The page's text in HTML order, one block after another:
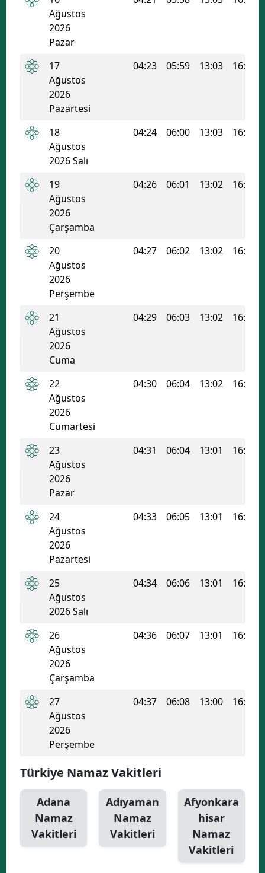
Ağustos
2026
Pazar
17
Ağustos
2026
Pazartesi
04:23 05:59 13:03 16:51
18
Ağustos
2026 Salı
04:24 06:00 13:03 16:50
19
Ağustos
2026
Çarşamba
04:26 06:01 13:02 16:49
20
Ağustos
2026
Perşembe
04:27 06:02 13:02 16:49
21
Ağustos
2026
Cuma
04:29 06:03 13:02 16:48
22
Ağustos
2026
Cumartesi
04:30 06:04 13:02 16:47
23
Ağustos
2026
Pazar
04:31 06:04 13:01 16:47
24
Ağustos
2026
Pazartesi
04:33 06:05 13:01 16:46
25
Ağustos
2026 Salı
04:34 06:06 13:01 16:45
26
Ağustos
2026
Çarşamba
04:36 06:07 13:01 16:44
27
Ağustos
2026
Perşembe
04:37 06:08 13:00 16:43
Türkiye Namaz Vakitleri
Adana
Namaz
Vakitleri
Adıyaman
Namaz
Vakitleri
Afyonkara
hisar
Namaz
Vakitleri